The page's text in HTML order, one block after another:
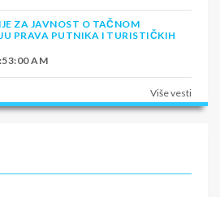
ZA JAVNOST O TAČNOM
PRAVA PUTNIKA I TURISTIČKIH
AM
Više vesti